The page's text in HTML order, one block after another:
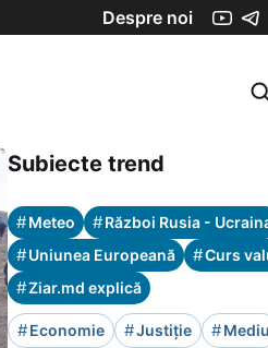
Despre noi
Subiecte trend
#Meteo #Război Rusia -
#Uniunea Europeană #Curs
#Ziar.md explică
#Economie #Justiție #Mediu